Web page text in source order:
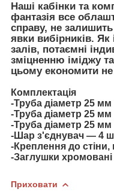
Наші кабінки та
фантазія все
справу, не
явки вибірників. Як
залів, потаємні
зміцненню іміджу
цьому економити не
Комплектація
-Труба діаметр 25
-Труба діаметр 25
-Труба діаметр 25
-Шар з'єднувач ― 4
-Креплення до
-Заглушки
Приховати